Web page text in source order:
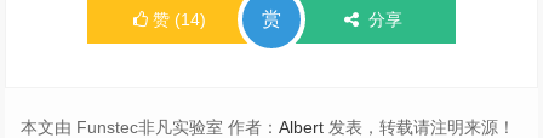
赞 (14) 赏 分享
本文由 Funstec非凡实验室 作者：Albert 发表，转载请注明来源！